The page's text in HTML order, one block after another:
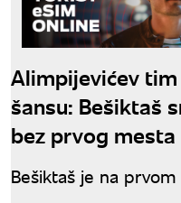
Alimpijevićev
šansu: Bešiktaš
bez prvog mesta
Bešiktaš je na